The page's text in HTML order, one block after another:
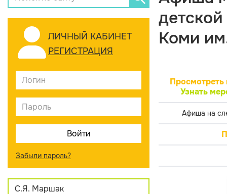
ЛИЧНЫЙ КАБИНЕТ
РЕГИСТРАЦИЯ
Забыли пароль?
С.Я. Маршак
Коми
Просмотреть
Узнать
Афиша на